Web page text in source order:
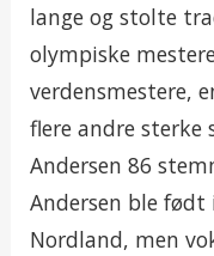
lange og stolte
olympiske
verdensmestere,
flere andre sterke
Andersen 86
Andersen ble født
Nordland, men